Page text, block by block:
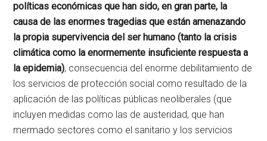
políticas económicas que han sido, en gran parte, la
causa de las enormes tragedias que están amenazando
la propia supervivencia del ser humano (tanto la crisis
climática como la enormemente insuficiente respuesta a
la epidemia), consecuencia del enorme debilitamiento de
los servicios de protección social como resultado de la
aplicación de las políticas públicas neoliberales (que
incluyen medidas como las de austeridad, que han
mermado sectores como el sanitario y los servicios